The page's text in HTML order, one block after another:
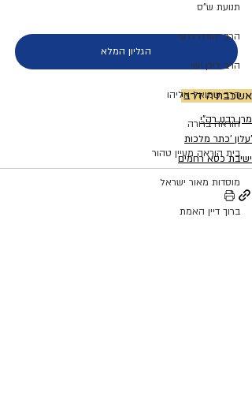
תנועת ש"ס
הרב יהודה דרעי
הרב לירן ישי
הרב שמואל אליהו
הוראה ברורה
בית הוראה מעיין טהור
מוסדות מאור ישראל
ברוך דיין האמת
הגליון המלא
אשכבתיה דרבי
מרן רבנו רה"י
'עלון 'כתר מלכות
ישיבת כסא רחמים